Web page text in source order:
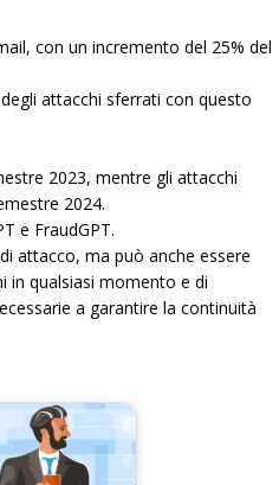
con un incremento del 25% del
attacchi sferrati con questo
2023, mentre gli attacchi
2024.
e FraudGPT.
attacco, ma può anche essere
in qualsiasi momento e di
a garantire la continuità